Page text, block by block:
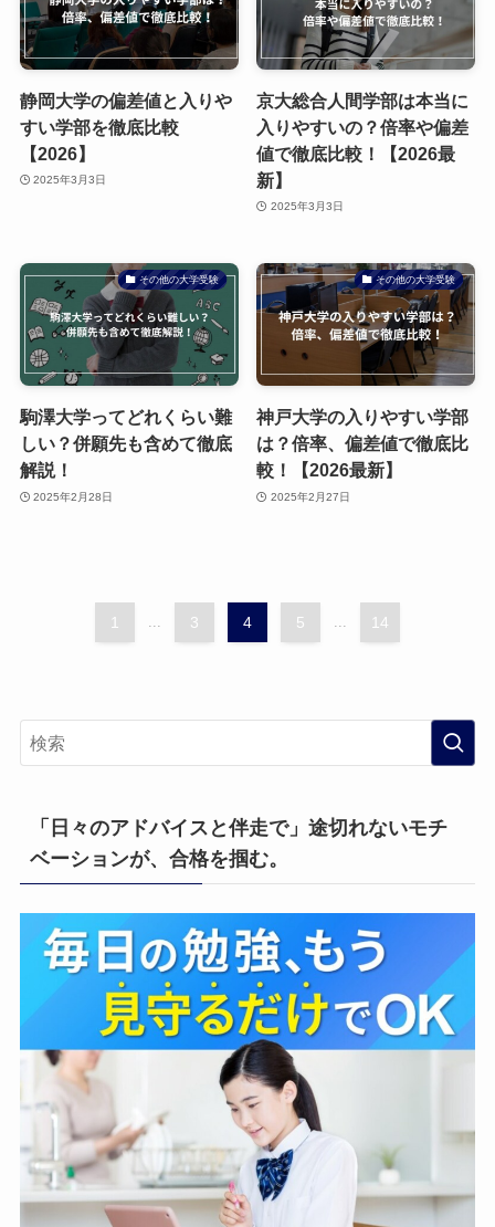
静岡大学の偏差値と入りや
すい学部を徹底比較
【2026】
2025年3月3日
京大総合人間学部は本当に
入りやすいの？倍率や偏差
値で徹底比較！【2026最
新】
2025年3月3日
その他の大学受験
駒澤大学ってどれくらい難
しい？併願先も含めて徹底
解説！
2025年2月28日
その他の大学受験
神戸大学の入りやすい学部
は？倍率、偏差値で徹底比
較！【2026最新】
2025年2月27日
1 3 4 5 14
「日々のアドバイスと伴走で」途切れないモチ
ベーションが、合格を掴む。